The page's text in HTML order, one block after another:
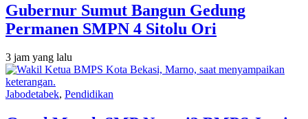
Gubernur Sumut Bangun Gedung
Permanen SMPN 4 Sitolu Ori
3 jam yang lalu
Jabodetabek, Pendidikan